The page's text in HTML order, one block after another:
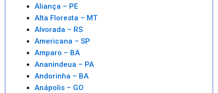
Aliança – PE
Alta Floresta – MT
Alvorada – RS
Americana – SP
Amparo – BA
Ananindeua – PA
Andorinha – BA
Anápolis – GO